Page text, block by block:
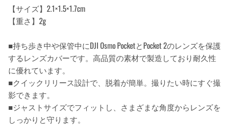
【サイズ】2.1×1.5×1.7cm
【重さ】2g
■持ち歩き中や保管中にDJI Osmo PocketとPocket 2のレンズを保護
するレンズカバーです。高品質の素材で製造しており耐久性
に優れています。
■クイックリリース設計で、脱着が簡単。撮りたい時にすぐ撮
影できます。
■ジャストサイズでフィットし、さまざまな角度からレンズを
しっかりと守ります。